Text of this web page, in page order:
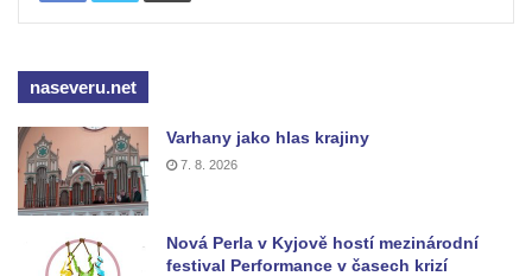
Socha S tebou v parku na Senovážném
Socha Tornádo v parku na Senovážném
Sousoší Humanoidi na Lannově třídě v
Českých Budějovicích
Na Sadech v Českých Budějovicích
naseveru.net
Varhany jako hlas krajiny
7. 8. 2026
Nová Perla v Kyjově hostí mezinárodní
festival Performance v časech krizí